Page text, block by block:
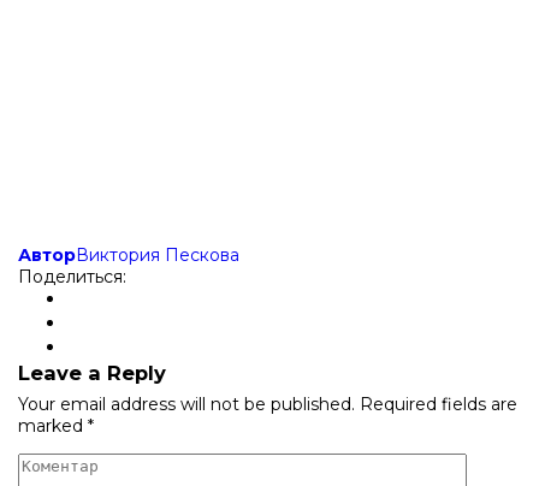
АвторВиктория Пескова
Поделиться:
Leave a Reply
Your email address will not be published. Required fields are
marked *